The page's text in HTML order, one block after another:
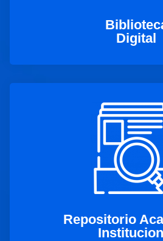
Digital
Repositorio